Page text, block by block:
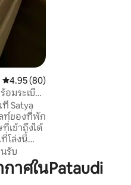
คะแนนเฉลี่ย 4.95 จาก 5, 80 รีวิว
4.95 (80)
มระเบียง
Satya
ลท์ของที่พัก
เข้าถึงได้
โล่งนี้
ากาศ
กแต่งที่
บพรีเมียม
รับ
าศในPataudi